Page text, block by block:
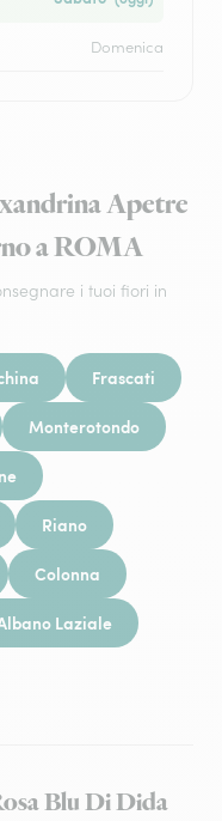
Domenica
Apetre
a ROMA
i tuoi fiori in
Frascati
Monterotondo
Riano
Colonna
Laziale
Blu Di Dida